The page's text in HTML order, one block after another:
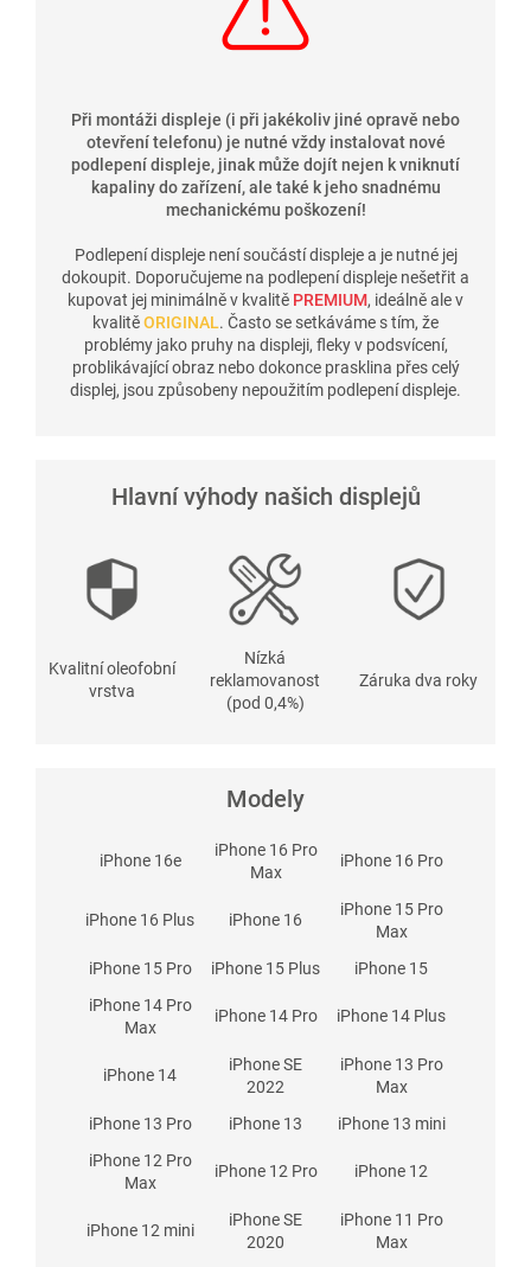
Při montáži displeje (i při jakékoliv jiné opravě nebo
otevření telefonu) je nutné vždy instalovat nové
podlepení displeje, jinak může dojít nejen k vniknutí
kapaliny do zařízení, ale také k jeho snadnému
mechanickému poškození!
Podlepení displeje není součástí displeje a je nutné jej
dokoupit. Doporučujeme na podlepení displeje nešetřit a
kupovat jej minimálně v kvalitě PREMIUM, ideálně ale v
kvalitěORIGINAL. Často se setkáváme s tím, že
problémy jako pruhy na displeji, fleky v podsvícení,
problikávající obraz nebo dokonce prasklina přes celý
displej, jsou způsobeny nepoužitím podlepení displeje.
Hlavní výhody našich displejů
Kvalitní oleofobní
vrstva
Nízká
reklamovanost
(pod 0,4%)
Záruka dva roky
Modely
iPhone 16e
iPhone 16 Pro
Max
iPhone 16 Pro
iPhone 16 Plus iPhone 16
iPhone 15 Pro
Max
iPhone 15 Pro
iPhone 15 Plus
iPhone 15
iPhone 14 Pro
Max
iPhone 14 Pro iPhone 14 Plus
iPhone 14
iPhone SE
2022
iPhone 13 Pro
Max
iPhone 13 Pro
iPhone 13
iPhone 13 mini
iPhone 12 Pro
Max
iPhone 12 Pro iPhone 12
iPhone 12 mini
iPhone SE
2020
iPhone 11 Pro
Max